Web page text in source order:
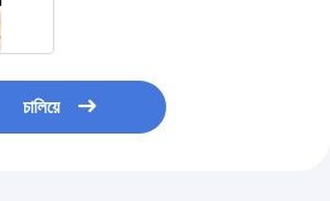
চালিয়ে